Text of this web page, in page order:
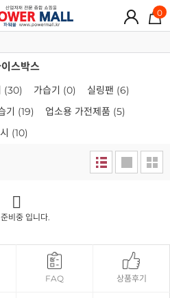
0
스박스
(30) 가습기 (0) 실링팬 (6)
기 (19) 업소용 가전제품 (5)
(10)
비중 입니다.
FAQ 상품후기